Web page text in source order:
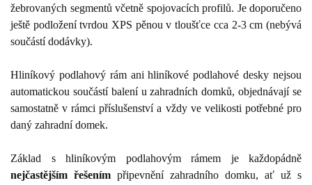
žebrovaných segmentů včetně spojovacích profilů. Je doporučeno
ještě podložení tvrdou XPS pěnou v tloušťce cca 2-3 cm (nebývá
součástí dodávky).
Hliníkový podlahový rám ani hliníkové podlahové desky nejsou
automatickou součástí balení u zahradních domků, objednávají se
samostatně v rámci příslušenství a vždy ve velikosti potřebné pro
daný zahradní domek.
Základ s hliníkovým podlahovým rámem je každopádně
nejčastějším řešením připevnění zahradního domku, ať už s